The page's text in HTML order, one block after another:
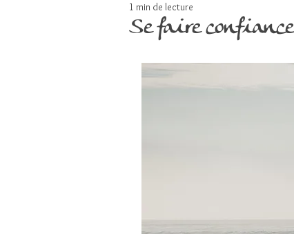
Se faire confiance
1 min de lecture